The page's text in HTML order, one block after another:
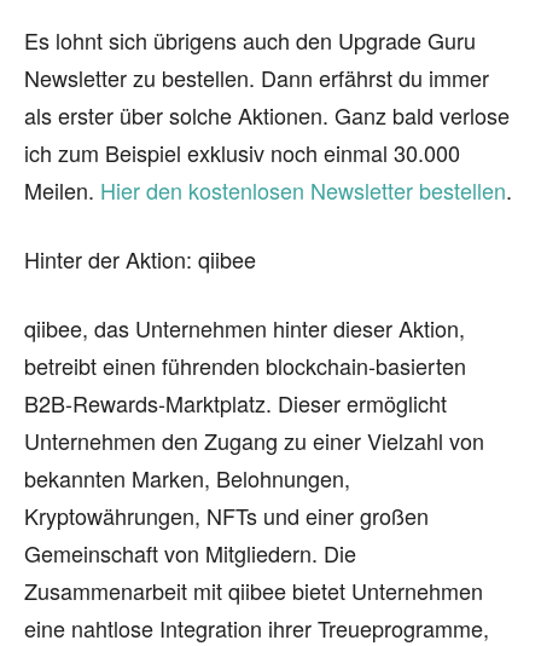
Es lohnt sich übrigens auch den Upgrade Guru
Newsletter zu bestellen. Dann erfährst du immer
als erster über solche Aktionen. Ganz bald verlose
ich zum Beispiel exklusiv noch einmal 30.000
Meilen. Hier den kostenlosen Newsletter bestellen.
Hinter der Aktion: qiibee
qiibee, das Unternehmen hinter dieser Aktion,
betreibt einen führenden blockchain-basierten
B2B-Rewards-Marktplatz. Dieser ermöglicht
Unternehmen den Zugang zu einer Vielzahl von
bekannten Marken, Belohnungen,
Kryptowährungen, NFTs und einer großen
Gemeinschaft von Mitgliedern. Die
Zusammenarbeit mit qiibee bietet Unternehmen
eine nahtlose Integration ihrer Treueprogramme,